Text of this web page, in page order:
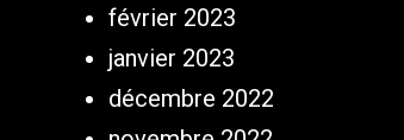
février 2023
janvier 2023
décembre 2022